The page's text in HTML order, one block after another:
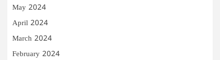
May 2024
April 2024
March 2024
February 2024